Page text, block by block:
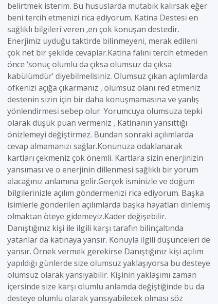
belirtmek isterim. Bu hususlarda mutabık kalırsak eğer
beni tercih etmenizi rica ediyorum. Katina Destesi en
sağlıklı bilgileri veren ,en çok konuşan destedir.
Enerjimiz uyduğu taktirde bilinmeyeni, merak edileni
çok net bir şekilde cevaplar.Katina falını tercih etmeden
önce ‘sonuç olumlu da çıksa olumsuz da çıksa
kabülümdür’ diyebilmelisiniz. Olumsuz çıkan açılımlarda
öfkenizi açığa çıkarmanız , olumsuz olanı red etmeniz
destenin sizin için bir daha konuşmamasına ve yanlış
yönlendirmesi sebep olur. Yorumcuya olumsuza tepki
olarak düşük puan vermeniz , Katinanın yansıttığı
önizlemeyi değiştirmez. Bundan sonraki açılımlarda
cevap almamanızı sağlar.Konunuza odaklanarak
kartları çekmeniz çok önemli. Kartlara sizin enerjinizin
yansıması ve o enerjinin dillenmesi sağlıklı bir yorum
alacağınız anlamına gelir.Gerçek isminizle ve doğum
bilgilerinizle açılım göndermenizi rica ediyorum. Başka
isimlerle gönderilen açılımlarda başka hayatları dinlemiş
olmaktan öteye gidemeyiz.Kader değişebilir.
Danıştığınız kişi ile ilgili karşı tarafın bilinçaltında
yatanlar da katinaya yansır. Konuyla ilgili düşünceleri de
yansır. Örnek vermek gerekirse Danıştığınız kişi açılım
yapıldığı günlerde size olumsuz yaklaşıyorsa bu desteye
olumsuz olarak yansıyabilir. Kişinin yaklaşımı zaman
içersinde size karşı olumlu anlamda değiştiğinde bu da
desteye olumlu olarak yansıyabilecek olması söz